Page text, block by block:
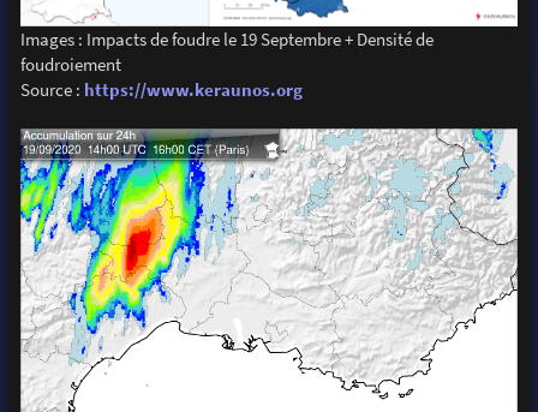
Images : Impacts de foudre le 19 Septembre + Densité de
foudroiement
Source : https://www.keraunos.org